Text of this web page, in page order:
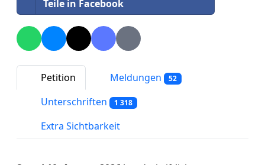
Teile in Facebook
Petition Meldungen 52
Unterschriften 1 318
Extra Sichtbarkeit